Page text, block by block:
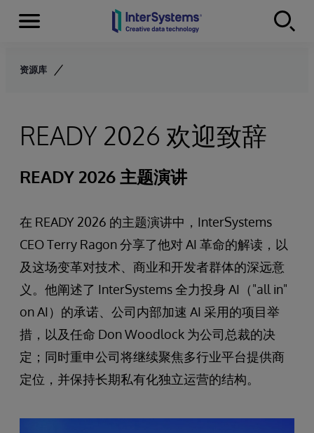
Skip to content
Menu
资源库
READY 2026 欢迎致辞
READY 2026 主题演讲
在 READY 2026 的主题演讲中，InterSystems
CEO Terry Ragon​ 分享了他对 AI 革命的解读，以
及这场变革对技术、商业和开发者群体的深远意
义。他阐述了 InterSystems 全力投身 AI（"all in"
on AI）的承诺、公司内部加速 AI 采用的项目举
措，以及任命 Don Woodlock 为公司总裁​的决
定；同时重申公司将继续聚焦多行业平台提供商
定位，并保持长期私有化独立运营的结构。